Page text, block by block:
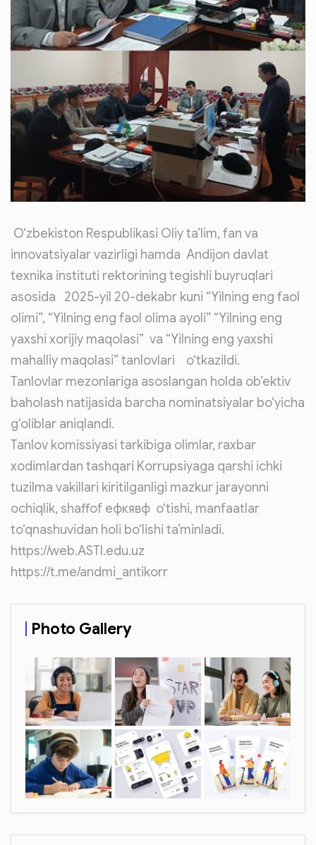
O‘zbekiston Respublikasi Oliy ta’lim, fan va
innovatsiyalar vazirligi hamda Andijon davlat
texnika instituti rektorining tegishli buyruqlari
asosida 2025-yil 20-dekabr kuni “Yilning eng faol
olimi”, “Yilning eng faol olima ayoli” “Yilning eng
yaxshi xorijiy maqolasi” va “Yilning eng yaxshi
mahalliy maqolasi” tanlovlari o‘tkazildi.
Tanlovlar mezonlariga asoslangan holda ob’ektiv
baholash natijasida barcha nominatsiyalar bo‘yicha
g‘oliblar aniqlandi.
Tanlov komissiyasi tarkibiga olimlar, raxbar
xodimlardan tashqari Korrupsiyaga qarshi ichki
tuzilma vakillari kiritilganligi mazkur jarayonni
ochiqlik, shaffof ефкявф o‘tishi, manfaatlar
to‘qnashuvidan holi bo‘lishi ta’minladi.
https://web.ASTI.edu.uz
https://t.me/andmi_antikorr
Photo Gallery